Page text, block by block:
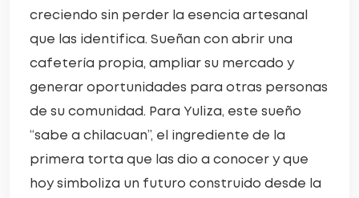
creciendo sin perder la esencia artesanal
que las identifica. Sueñan con abrir una
cafetería propia, ampliar su mercado y
generar oportunidades para otras personas
de su comunidad. Para Yuliza, este sueño
“sabe a chilacuan”, el ingrediente de la
primera torta que las dio a conocer y que
hoy simboliza un futuro construido desde la